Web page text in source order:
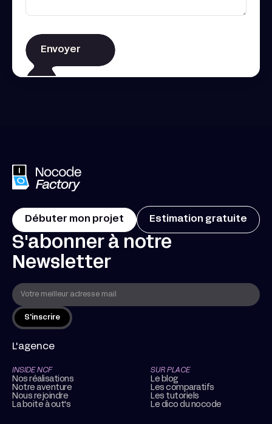
Débuter mon projet Estimation gratuite
S'abonner à notre
Newsletter
L'agence
INSIDE NCF
Nos réalisations
Notre aventure
Nous rejoindre
La boite à out's
SUR PLACE
Le blog
Les comparatifs
Les tutoriels
Le dico du nocode